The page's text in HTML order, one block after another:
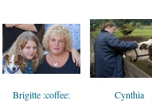
Brigitte :coffee: Cynthia